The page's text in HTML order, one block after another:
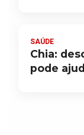
SAÚDE
Chia:
pode